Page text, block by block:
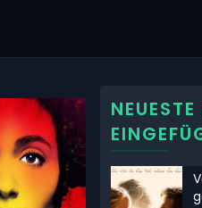
NEUESTE